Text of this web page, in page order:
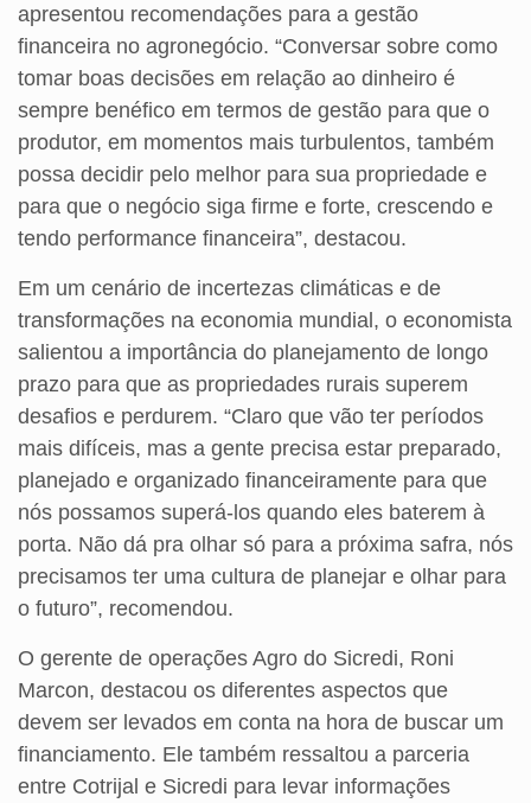
apresentou recomendações para a gestão
financeira no agronegócio. “Conversar sobre como
tomar boas decisões em relação ao dinheiro é
sempre benéfico em termos de gestão para que o
produtor, em momentos mais turbulentos, também
possa decidir pelo melhor para sua propriedade e
para que o negócio siga firme e forte, crescendo e
tendo performance financeira”, destacou.
Em um cenário de incertezas climáticas e de
transformações na economia mundial, o economista
salientou a importância do planejamento de longo
prazo para que as propriedades rurais superem
desafios e perdurem. “Claro que vão ter períodos
mais difíceis, mas a gente precisa estar preparado,
planejado e organizado financeiramente para que
nós possamos superá-los quando eles baterem à
porta. Não dá pra olhar só para a próxima safra, nós
precisamos ter uma cultura de planejar e olhar para
o futuro”, recomendou.
O gerente de operações Agro do Sicredi, Roni
Marcon, destacou os diferentes aspectos que
devem ser levados em conta na hora de buscar um
financiamento. Ele também ressaltou a parceria
entre Cotrijal e Sicredi para levar informações